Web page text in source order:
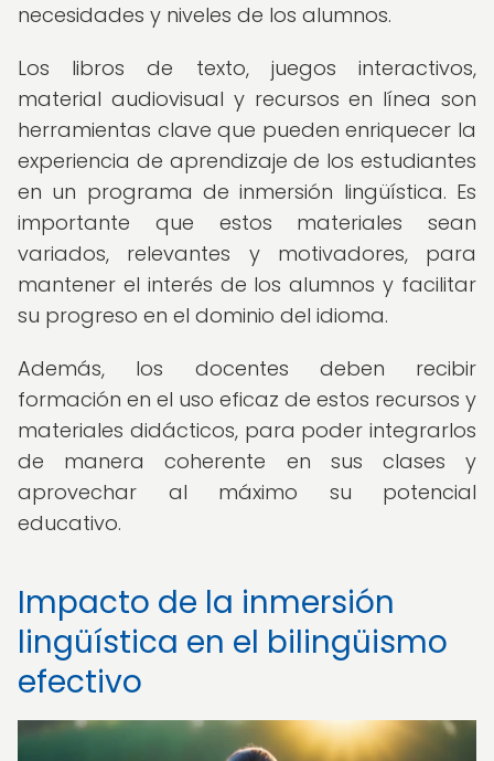
necesidades y niveles de los alumnos.
Los libros de texto, juegos interactivos,
material audiovisual y recursos en línea son
herramientas clave que pueden enriquecer la
experiencia de aprendizaje de los estudiantes
en un programa de inmersión lingüística. Es
importante que estos materiales sean
variados, relevantes y motivadores, para
mantener el interés de los alumnos y facilitar
su progreso en el dominio del idioma.
Además, los docentes deben recibir
formación en el uso eficaz de estos recursos y
materiales didácticos, para poder integrarlos
de manera coherente en sus clases y
aprovechar al máximo su potencial
educativo.
Impacto de la inmersión
lingüística en el bilingüismo
efectivo